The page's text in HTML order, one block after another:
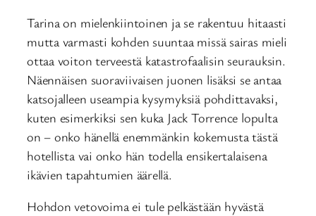
Tarina on mielenkiintoinen ja se rakentuu hitaasti
mutta varmasti kohden suuntaa missä sairas mieli
ottaa voiton terveestä katastrofaalisin seurauksin.
Näennäisen suoraviivaisen juonen lisäksi se antaa
katsojalleen useampia kysymyksiä pohdittavaksi,
kuten esimerkiksi sen kuka Jack Torrence lopulta
on – onko hänellä enemmänkin kokemusta tästä
hotellista vai onko hän todella ensikertalaisena
ikävien tapahtumien äärellä.
Hohdon vetovoima ei tule pelkästään hyvästä